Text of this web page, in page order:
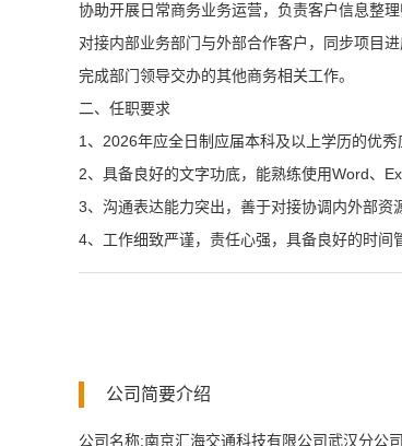
协助开展日常商务业务运营，负责客户信息整
对接内部业务部门与外部合作客户，同步项目
完成部门领导交办的其他商务相关工作。
二、任职要求
1、2026年应全日制应届本科及以上学历的优
2、具备良好的文字功底，能熟练使用Word、
3、沟通表达能力突出，善于对接协调内外部资
4、工作细致严谨，责任心强，具备良好的时
公司简要介绍
公司名称:南京汇海交通科技有限公司武汉分公司